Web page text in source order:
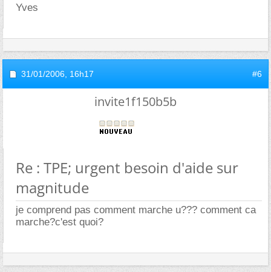
Yves
31/01/2006, 16h17 #6
invite1f150b5b
Re : TPE; urgent besoin d'aide sur
magnitude
je comprend pas comment marche u??? comment ca
marche?c'est quoi?